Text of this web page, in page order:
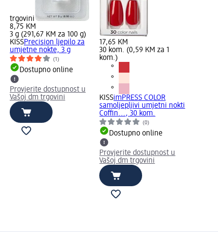
trgovini
8,75 KM
3 g (291,67 KM za 100 g)
KISSPrecision ljepilo za
umjetne nokte, 3 g
(1)
Dostupno online
Provjerite dostupnost u
Vašoj dm trgovini
17,65 KM
30 kom. (0,59 KM za 1
kom.)
KISSimPRESS COLOR
samoljepljivi umjetni nokti
Coffin..., 30 kom.
(0)
Dostupno online
Provjerite dostupnost u
Vašoj dm trgovini